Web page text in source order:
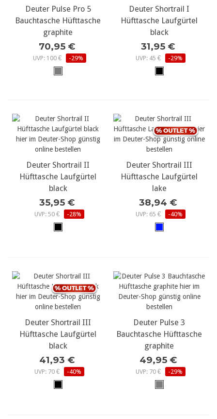
Deuter Pulse Pro 5
Bauchtasche Hüfttasche
graphite
70,95 €
UVP: 100 € -29%
Deuter Shortrail I
Hüfttasche Laufgürtel
black
31,95 €
UVP: 45 € -29%
Deuter Shortrail II
Hüfttasche Laufgürtel
black
35,95 €
UVP: 50 € -28%
Deuter Shortrail III
Hüfttasche Laufgürtel
lake
38,94 €
UVP: 65 € -40%
Deuter Shortrail III
Hüfttasche Laufgürtel
black
41,93 €
UVP: 70 € -40%
Deuter Pulse 3
Bauchtasche Hüfttasche
graphite
49,95 €
UVP: 70 € -29%